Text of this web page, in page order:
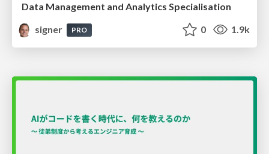
Data Management and Analytics Specialisation
signer
PRO 0 1.9k